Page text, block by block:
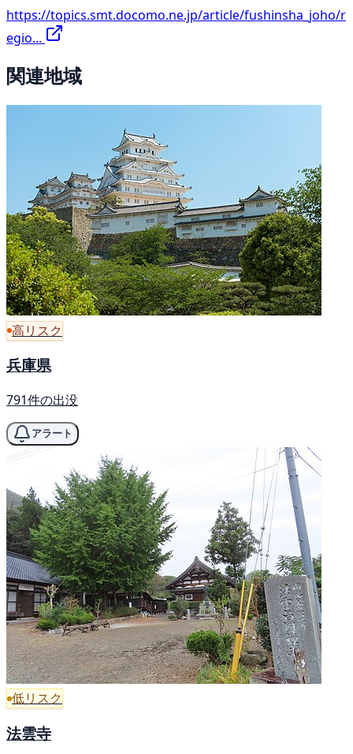
https://topics.smt.docomo.ne.jp/article/fushinsha_joho/r
egio...
関連地域
高リスク
兵庫県
791件の出没
アラート
低リスク
法雲寺